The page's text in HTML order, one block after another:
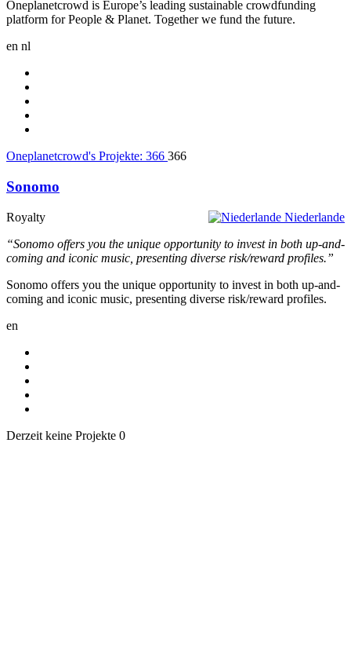
Oneplanetcrowd is Europe’s leading sustainable crowdfunding
platform for People & Planet. Together we fund the future.
en nl
Oneplanetcrowd's Projekte: 366 366
Sonomo
Niederlande
Royalty
“Sonomo offers you the unique opportunity to invest in both up-and-
coming and iconic music, presenting diverse risk/reward profiles.”
Sonomo offers you the unique opportunity to invest in both up-and-
coming and iconic music, presenting diverse risk/reward profiles.
en
Derzeit keine Projekte 0